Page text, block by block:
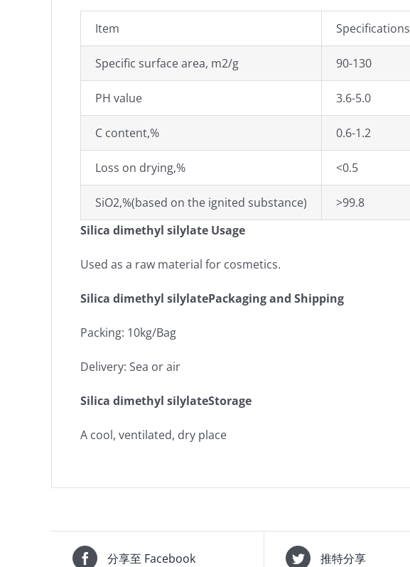
Item Specifications
Specific surface area, m2/g 90-130
PH value 3.6-5.0
C content,% 0.6-1.2
Loss on drying,% <0.5
SiO2,%(based on the ignited substance)
>99.8
Silica dimethyl silylate Usage
Used as a raw material for cosmetics.
Silica dimethyl silylatePackaging and Shipping
Packing: 10kg/Bag
Delivery: Sea or air
Silica dimethyl silylateStorage
A cool, ventilated, dry place
分享至 Facebook 推特分享